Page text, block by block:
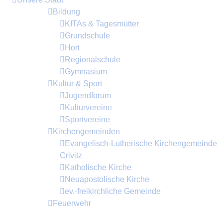
Bildung
KITAs & Tagesmütter
Grundschule
Hort
Regionalschule
Gymnasium
Kultur & Sport
Jugendforum
Kulturvereine
Sportvereine
Kirchengemeinden
Evangelisch-Lutherische Kirchengemeinde
Crivitz
Katholische Kirche
Neuapostolische Kirche
ev.-freikirchliche Gemeinde
Feuerwehr